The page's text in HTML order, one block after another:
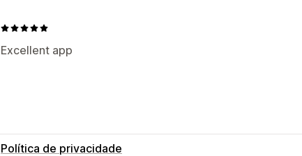
Excellent app
Política de privacidade